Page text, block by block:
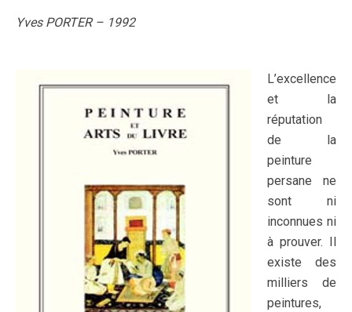
Yves PORTER – 1992
L’excellence
et la
réputation
de la
peinture
persane ne
sont ni
inconnues ni
à prouver. Il
existe des
milliers de
peintures,